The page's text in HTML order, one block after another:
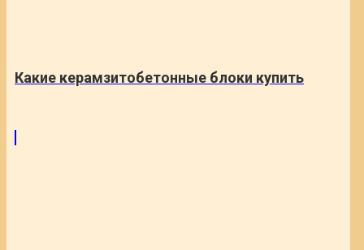
Какие керамзитобетонные блоки купить